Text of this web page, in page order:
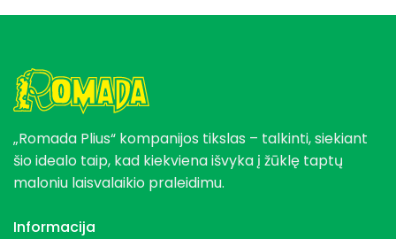
„Romada Plius“ kompanijos tikslas – talkinti, siekiant
šio idealo taip, kad kiekviena išvyka į žūklę taptų
maloniu laisvalaikio praleidimu.
Informacija